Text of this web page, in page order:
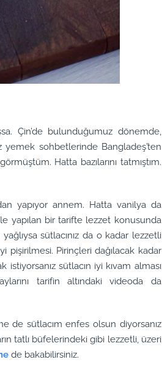
Çin’de bulunduğumuz dönemde,
yemek sohbetlerinde Bangladeş’ten
Hatta bazılarını tatmıştım.
yapıyor annem. Hatta vanilya da
yapılan bir tarifte lezzet konusunda
sütlacınız da o kadar lezzetli
pişirilmesi. Pirinçleri dağılacak kadar
sütlacın iyi kıvam alması
tarifin altındaki videoda da
de sütlacım enfes olsun diyorsanız
tatlı büfelerindeki gibi lezzetli, üzeri
de bakabilirsiniz.